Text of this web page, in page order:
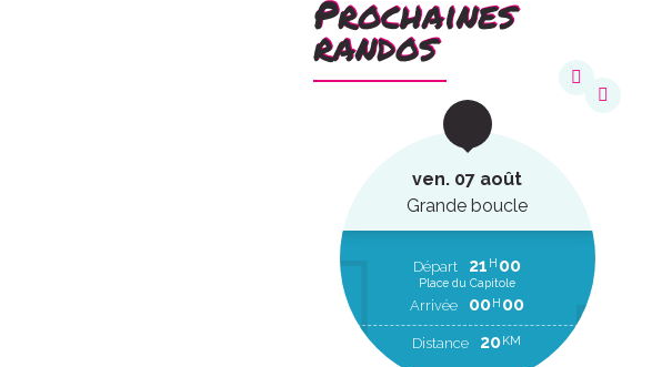
Prochaines
randos
ven. 07 août
Grande boucle
Départ 21 H 00
Place du Capitole
Arrivée 00H 00
Distance 20KM